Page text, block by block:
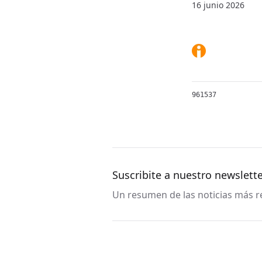
16 junio 2026
961537
Suscribite a nuestro
Un resumen de las noticias más